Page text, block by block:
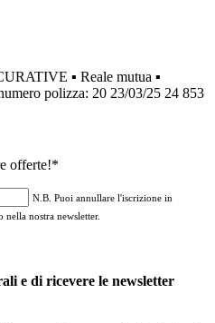
▪ Reale mutua ▪
polizza: 20 23/03/25 24 853
offerte!*
N.B. Puoi annullare l'iscrizione in
nostra newsletter.
e di ricevere le newsletter